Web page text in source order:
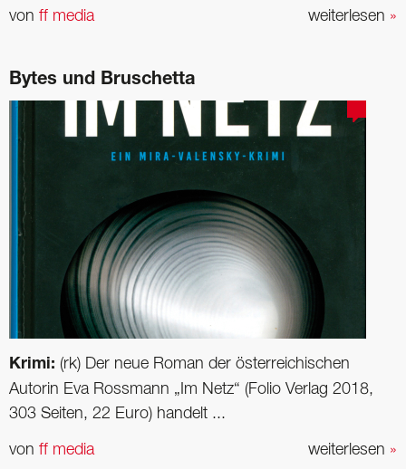
weiterlesen »
von ff media
Bytes und Bruschetta
Krimi: (rk) Der neue Roman der österreichischen
Autorin Eva Rossmann „Im Netz“ (Folio Verlag 2018,
303 Seiten, 22 Euro) handelt ...
weiterlesen »
von ff media